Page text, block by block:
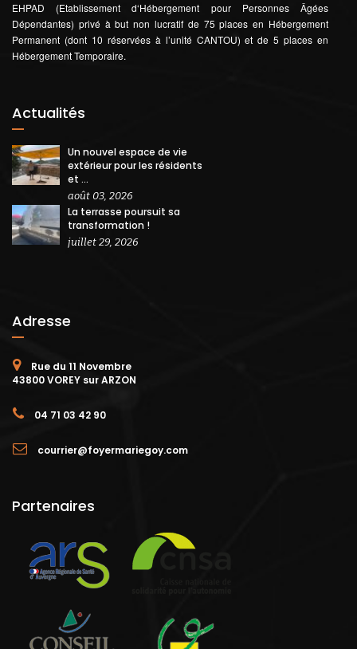
EHPAD (Etablissement d‘Hébergement pour Personnes Âgées
Dépendantes) privé à but non lucratif de 75 places en Hébergement
Permanent (dont 10 réservées à l’unité CANTOU) et de 5 places en
Hébergement Temporaire.
Actualités
Un nouvel espace de vie
extérieur pour les résidents
et ...
août 03, 2026
La terrasse poursuit sa
transformation !
juillet 29, 2026
Adresse
Rue du 11 Novembre
43800 VOREY sur ARZON
04 71 03 42 90
courrier@foyermariegoy.com
Partenaires